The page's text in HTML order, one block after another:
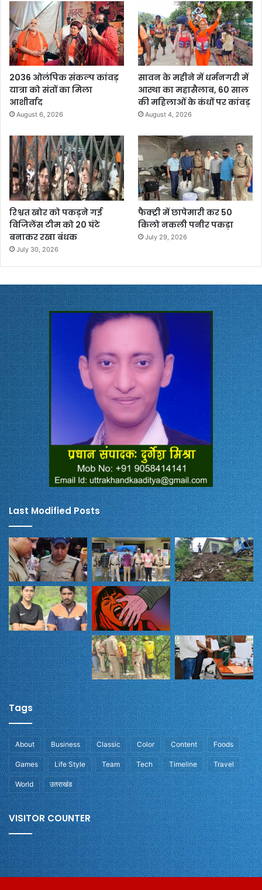
2036 ओलंपिक संकल्प कांवड़
यात्रा को संतों का मिला
आशीर्वाद
August 6, 2026
सावन के महीने में धर्मनगरी में
आस्था का महासैलाब, 60 साल
की महिलाओं के कंधों पर कांवड़
August 4, 2026
रिश्वत खोर को पकड़ने गई
विजिलेंस टीम को 20 घंटे
बनाकर रखा बंधक
July 30, 2026
फैक्ट्री में छापेमारी कर 50
किलो नकली पनीर पकड़ा
July 29, 2026
Last Modified Posts
Tags
About Business Classic Color Content Foods
Games Life Style Team Tech Timeline Travel
World उतराखंड
VISITOR COUNTER